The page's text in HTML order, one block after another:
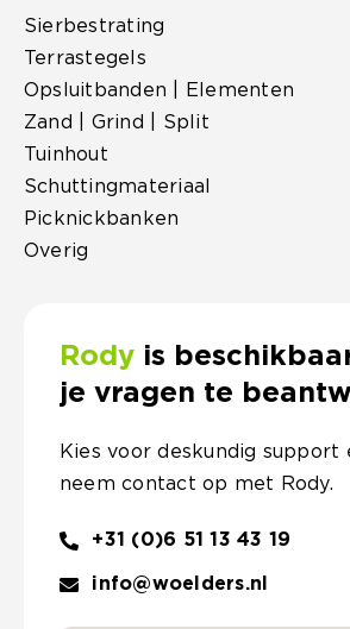
Sierbestrating
Terrastegels
Opsluitbanden | Elementen
Zand | Grind | Split
Tuinhout
Schuttingmateriaal
Picknickbanken
Overig
Rodyis
je vragen te
Kies voor deskundig support
neem contact op met Rody.
+31 (0)6 51 13 43 19
info@woelders.nl